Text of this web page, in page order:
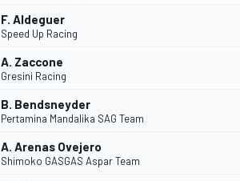
F. Aldeguer
Speed Up Racing
A. Zaccone
Gresini Racing
B. Bendsneyder
Pertamina Mandalika SAG Team
A. Arenas Ovejero
Shimoko GASGAS Aspar Team